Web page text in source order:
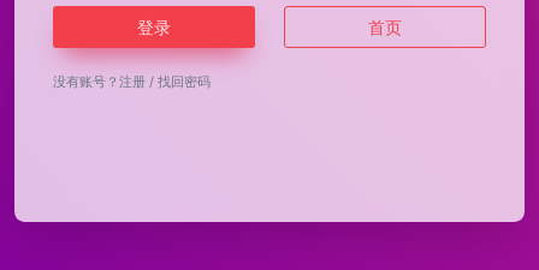
登录 首页
没有账号？ 注册 / 找回密码